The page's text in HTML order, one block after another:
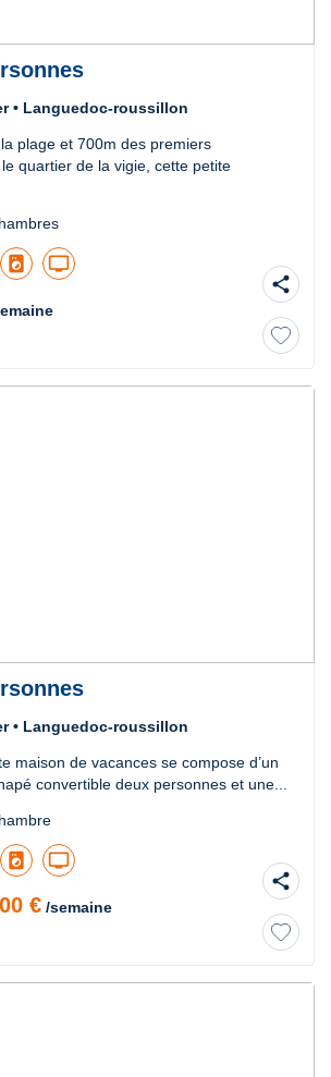
• Languedoc-roussillon
plage et 700m des premiers
quartier de la vigie, cette petite
local_laundry_service tv
share
• Languedoc-roussillon
maison de vacances se compose d’un
convertible deux personnes et une...
local_laundry_service tv
€ /semaine
share